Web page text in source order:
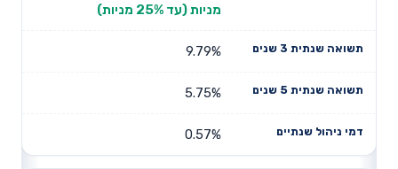
מניות (עד 25% מניות)
9.79%
5.75%
0.57%